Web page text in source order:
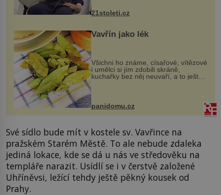
k dostatečně přesnému zacílení ...
21stoleti.cz
Vavřín jako lék
Všichni ho známe, císařové, vítězové
i umělci si jím zdobili skráně,
kuchařky bez něj neuvaří, a to ještě
nevíte, že bobkový list může výrazně
zmírnit některé naše neduhy.
Obsahuje v malém množství ně...
panidomu.cz
Své sídlo bude mít v kostele sv. Vavřince na
pražském Starém Městě. To ale nebude zdaleka
jediná lokace, kde se dá u nás ve středověku na
templáře narazit. Usídlí se i v čerstvě založené
Uhříněvsi, ležící tehdy ještě pěkný kousek od
Prahy.